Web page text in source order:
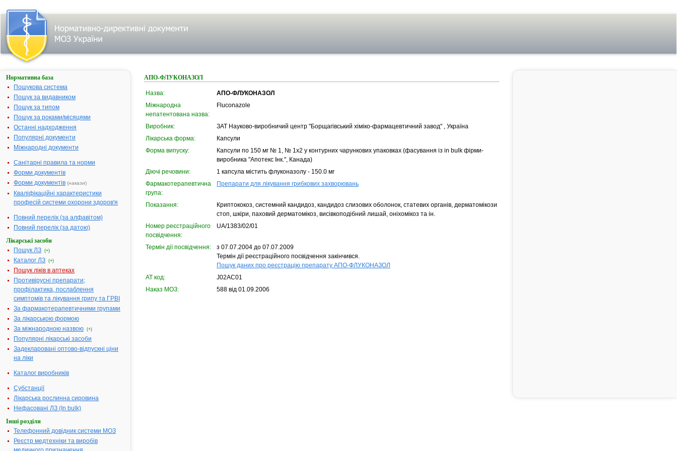
Нормативна база
Пошукова система
Пошук за видавником
Пошук за типом
Пошук за роками/місяцями
Останні надходження
Популярні документи
Міжнародні документи
Санітарні правила та норми
Форми документів
Форми документів (накази)
Кваліфікаційні характеристики
професій системи охорони здоров'я
Повний перелік (за алфавітом)
Повний перелік (за датою)
Лікарські засоби
Пошук ЛЗ (+)
Каталог ЛЗ (+)
Пошук ліків в аптеках
Противірусні препарати;
профілактика, послаблення
симптомів та лікування грипу та ГРВІ
За фармакотерапевтичними групами
За лікарською формою
За міжнародною назвою (+)
Популярні лікарські засоби
Задекларовані оптово-відпускні ціни
на ліки
Каталог виробників
Субстанції
Лікарська рослинна сировина
Нефасовані ЛЗ (In bulk)
Інші розділи
Телефонний довідник системи МОЗ
Реєстр медтехніки та виробів
АПО-ФЛУКОНАЗОЛ
Назва:
АПО-ФЛУКОНАЗОЛ
Міжнародна
непатентована назва:
Fluconazole
Виробник:
ЗАТ Науково-виробничий центр "Борщагівський хіміко-фармацевтичний завод" , Україна
Лікарська форма:
Капсули
Форма випуску:
Капсули по 150 мг № 1, № 1х2 у контурних чарункових упаковках (фасування із in bulk фірми-
виробника "Апотекс Інк.", Канада)
Діючі речовини:
1 капсула містить флуконазолу - 150.0 мг
Фармакотерапевтична
група:
Препарати для лікування грибкових захворювань
Показання:
Криптококоз, системний кандидоз, кандидоз слизових оболонок, статевих органів, дерматомікози
стоп, шкіри, паховий дерматомікоз, висівкоподібний лишай, оніхомікоз та ін.
Номер реєстраційного
посвідчення:
UA/1383/02/01
Термін дії посвідчення:
з 07.07.2004 до 07.07.2009
Термін дії реєстраційного посвідчення закінчився.
Пошук даних про реєстрацію препарату АПО-ФЛУКОНАЗОЛ
АТ код:
J02AC01
Наказ МОЗ:
588 від 01.09.2006